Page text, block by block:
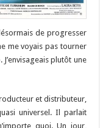
de progresser
me voyais pas tourner
J’envisageais plutôt une
et distributeur,
universel. Il parlait
quoi. Un jour,